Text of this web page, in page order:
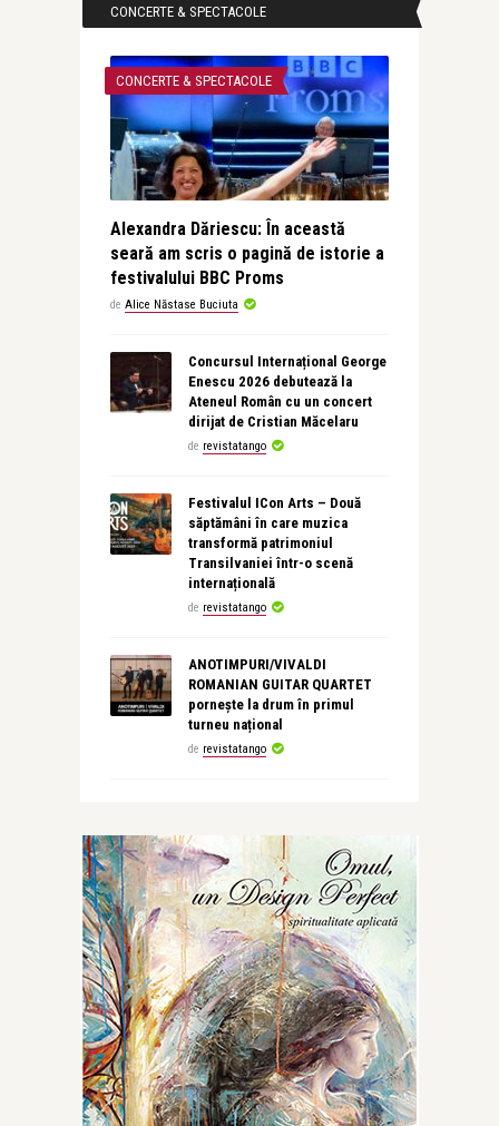
CONCERTE & SPECTACOLE
CONCERTE & SPECTACOLE
Alexandra Dăriescu: În această
seară am scris o pagină de istorie a
festivalului BBC Proms
de Alice Năstase Buciuta
Concursul Internațional George
Enescu 2026 debutează la
Ateneul Român cu un concert
dirijat de Cristian Măcelaru
de revistatango
Festivalul ICon Arts – Două
săptămâni în care muzica
transformă patrimoniul
Transilvaniei într-o scenă
internațională
de revistatango
ANOTIMPURI/VIVALDI
ROMANIAN GUITAR QUARTET
pornește la drum în primul
turneu național
de revistatango